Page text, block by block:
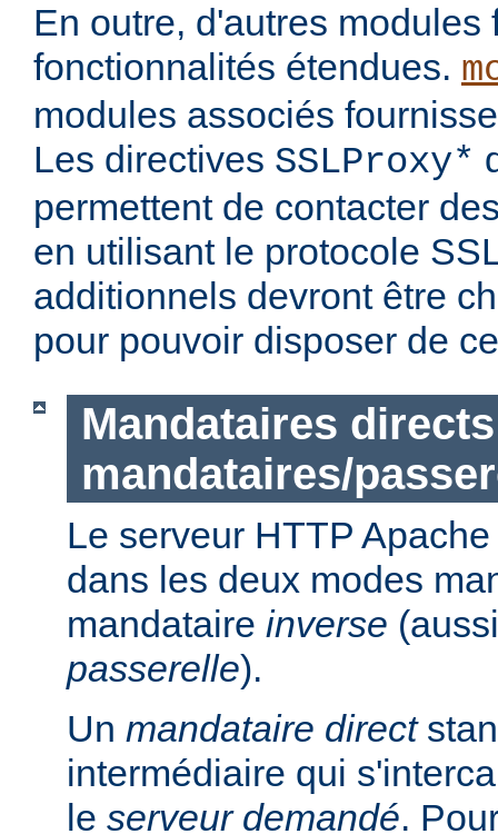
En outre, d'autres modules
fonctionnalités étendues.
modules associés
Les directives SSLProxy*
permettent de contacter
en utilisant le protocole
additionnels devront être
pour pouvoir disposer de
Mandataires
mandataires/
Le serveur HTTP
dans les deux modes
mandataire inverse
passerelle).
Un mandataire direct
intermédiaire qui
le serveur demandé.